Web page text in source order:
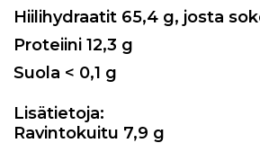
Hiilihydraatit 65,4 g, josta
Proteiini 12,3 g
Suola < 0,1 g
Lisätietoja:
Ravintokuitu 7,9 g